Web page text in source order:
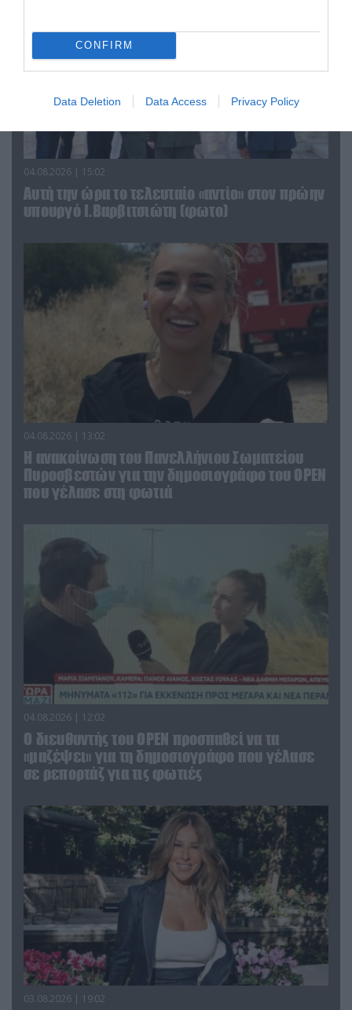
CONFIRM
Data Deletion Data Access Privacy Policy
04.08.2026 | 15:02
Αυτή την ώρα το τελευταίο «αντίο» στον πρώην
υπουργό Ι.Βαρβιτσιώτη (φωτο)
04.08.2026 | 13:02
Η ανακοίνωση του Πανελλήνιου Σωματείου
Πυροσβεστών για την δημοσιογράφο του OPEN
που γέλασε στη φωτιά
04.08.2026 | 12:02
O διευθυντής του OPEN προσπαθεί να τα
«μαζέψει» για τη δημοσιογράφο που γέλασε
σε ρεπορτάζ για τις φωτιές
03.08.2026 | 19:02